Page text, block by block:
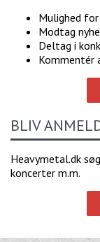
Mulighed
Modtag
Deltag i
Kommentér
BLIV
Heavymetal.dk
koncerter m.m.